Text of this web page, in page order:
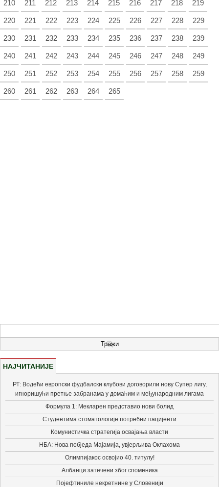
210 211 212 213 214 215 216 217 218 219
220 221 222 223 224 225 226 227 228 229
230 231 232 233 234 235 236 237 238 239
240 241 242 243 244 245 246 247 248 249
250 251 252 253 254 255 256 257 258 259
260 261 262 263 264 265
НАЈЧИТАНИЈЕ
РТ: Водећи европски фудбалски клубови договорили нову Супер лигу,
игноришући претње забранама у домаћим и међународним лигама
Формула 1: Мекларен представио нови болид
Студентима стоматологије потребни пацијенти
Комунистичка стратегија освајања власти
НБА: Нова побједа Мајамија, увјерљива Оклахома
Олимпијакос освојио 40. титулу!
Албанци затечени због споменика
Појефтиниле некретнине у Словенији